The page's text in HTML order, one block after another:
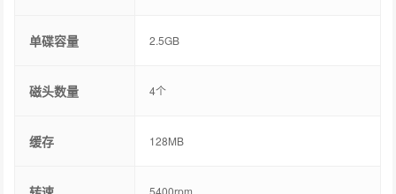
单碟容量 2.5GB
磁头数量 4个
缓存 128MB
5400rpm